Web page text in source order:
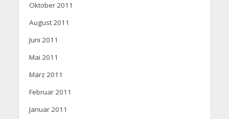
Oktober 2011
August 2011
Juni 2011
Mai 2011
März 2011
Februar 2011
Januar 2011